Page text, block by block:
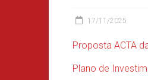
17/11/2025
Proposta ACTA
Plano de